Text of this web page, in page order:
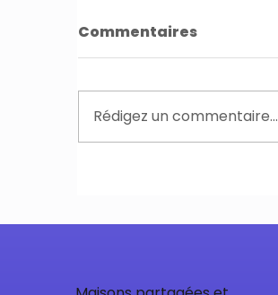
personne âgée
Commentaires
Rédigez un commentaire...